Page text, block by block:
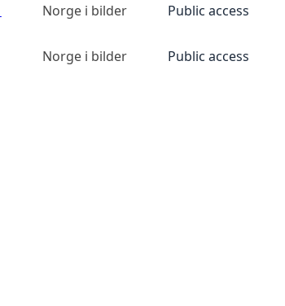
Norge i bilder Public access
Norge i bilder Public access